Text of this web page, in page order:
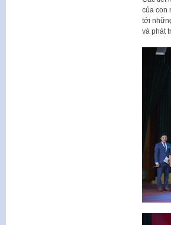
của con
tới
và phát